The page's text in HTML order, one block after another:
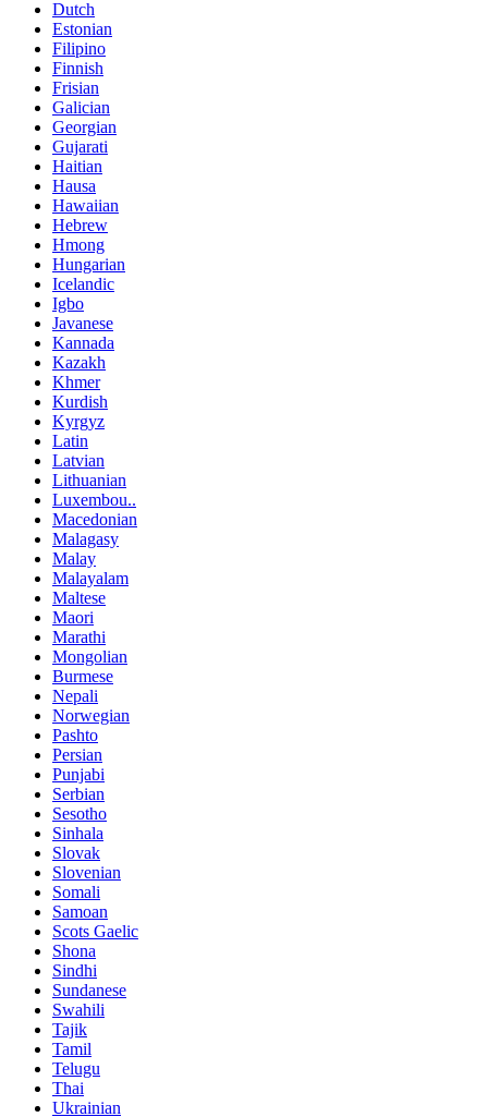
Dutch
Estonian
Filipino
Finnish
Frisian
Galician
Georgian
Gujarati
Haitian
Hausa
Hawaiian
Hebrew
Hmong
Hungarian
Icelandic
Igbo
Javanese
Kannada
Kazakh
Khmer
Kurdish
Kyrgyz
Latin
Latvian
Lithuanian
Luxembou..
Macedonian
Malagasy
Malay
Malayalam
Maltese
Maori
Marathi
Mongolian
Burmese
Nepali
Norwegian
Pashto
Persian
Punjabi
Serbian
Sesotho
Sinhala
Slovak
Slovenian
Somali
Samoan
Scots Gaelic
Shona
Sindhi
Sundanese
Swahili
Tajik
Tamil
Telugu
Thai
Ukrainian